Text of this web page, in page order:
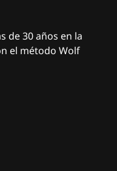
de 30 años en la
el método Wolf